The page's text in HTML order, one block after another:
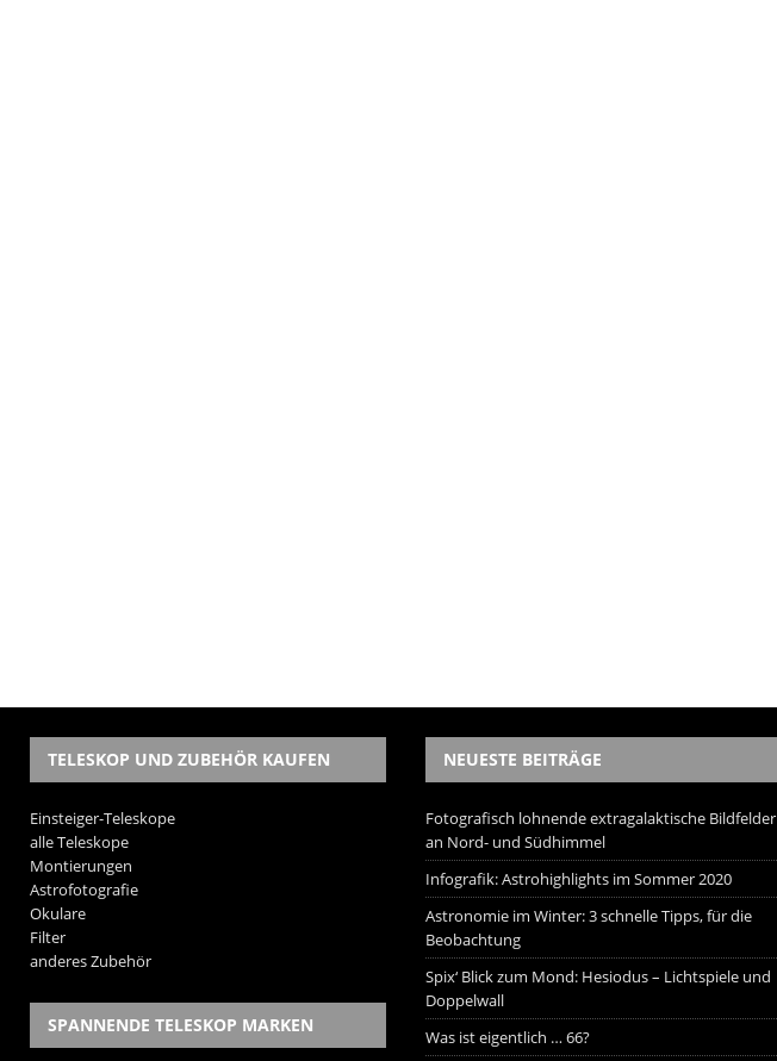
TELESKOP UND ZUBEHÖR KAUFEN
Einsteiger-Teleskope
alle Teleskope
Montierungen
Astrofotografie
Okulare
Filter
anderes Zubehör
SPANNENDE TELESKOP MARKEN
NEUESTE BEITRÄGE
Fotografisch lohnende extragalaktische Bildfelder
an Nord- und Südhimmel
Infografik: Astrohighlights im Sommer 2020
Astronomie im Winter: 3 schnelle Tipps, für die
Beobachtung
Spix‘ Blick zum Mond: Hesiodus – Lichtspiele und
Doppelwall
Was ist eigentlich … 66?